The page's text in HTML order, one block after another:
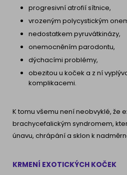
progresivní atrofií sítnice,
vrozeným polycystickým
nedostatkem pyruvátkinázy,
onemocněním parodontu,
dýchacími problémy,
obezitou u koček a z ní
komplikacemi.
K tomu všemu není neobvyklé, že
brachycefalickým syndromem,
únavu, chrápání a sklon k
KRMENÍ EXOTICKÝCH KOČEK